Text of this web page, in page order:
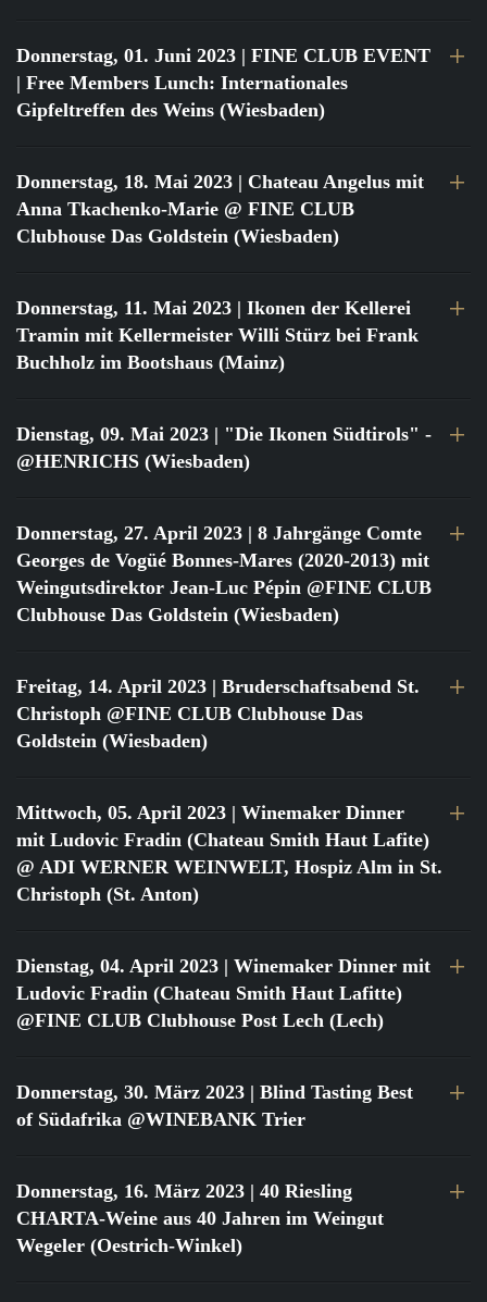
Donnerstag, 01. Juni 2023 | FINE CLUB EVENT
| Free Members Lunch: Internationales
Gipfeltreffen des Weins (Wiesbaden)
Donnerstag, 18. Mai 2023 | Chateau Angelus mit
Anna Tkachenko-Marie @ FINE CLUB
Clubhouse Das Goldstein (Wiesbaden)
Donnerstag, 11. Mai 2023 | Ikonen der Kellerei
Tramin mit Kellermeister Willi Stürz bei Frank
Buchholz im Bootshaus (Mainz)
Dienstag, 09. Mai 2023 | "Die Ikonen Südtirols" -
@HENRICHS (Wiesbaden)
Donnerstag, 27. April 2023 | 8 Jahrgänge Comte
Georges de Vogüé Bonnes-Mares (2020-2013) mit
Weingutsdirektor Jean-Luc Pépin @FINE CLUB
Clubhouse Das Goldstein (Wiesbaden)
Freitag, 14. April 2023 | Bruderschaftsabend St.
Christoph @FINE CLUB Clubhouse Das
Goldstein (Wiesbaden)
Mittwoch, 05. April 2023 | Winemaker Dinner
mit Ludovic Fradin (Chateau Smith Haut Lafite)
@ ADI WERNER WEINWELT, Hospiz Alm in St.
Christoph (St. Anton)
Dienstag, 04. April 2023 | Winemaker Dinner mit
Ludovic Fradin (Chateau Smith Haut Lafitte)
@FINE CLUB Clubhouse Post Lech (Lech)
Donnerstag, 30. März 2023 | Blind Tasting Best
of Südafrika @WINEBANK Trier
Donnerstag, 16. März 2023 | 40 Riesling
CHARTA-Weine aus 40 Jahren im Weingut
Wegeler (Oestrich-Winkel)